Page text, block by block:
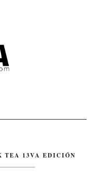
TEA 13VA EDICIÓN